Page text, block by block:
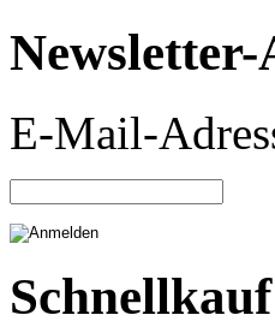
E-Mail-
Schnellkauf